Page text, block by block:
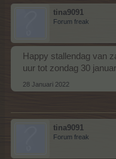
tina9091
Forum freak
Happy stallendag van
uur tot zondag 30
28 Januari 2022
tina9091
Forum freak